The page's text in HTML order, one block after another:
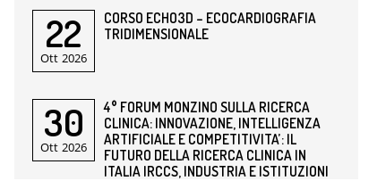
22
Ott 2026
CORSO ECHO3D – ECOCARDIOGRAFIA
TRIDIMENSIONALE
30
Ott 2026
4° FORUM MONZINO SULLA RICERCA
CLINICA: INNOVAZIONE, INTELLIGENZA
ARTIFICIALE E COMPETITIVITA’: IL
FUTURO DELLA RICERCA CLINICA IN
ITALIA IRCCS, INDUSTRIA E ISTITUZIONI